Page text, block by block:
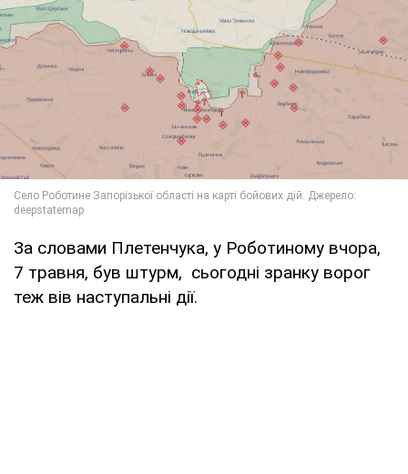
За словами Плетенчука, у Роботиному вчора,
7 травня, був штурм, сьогодні зранку ворог
теж вів наступальні дії.